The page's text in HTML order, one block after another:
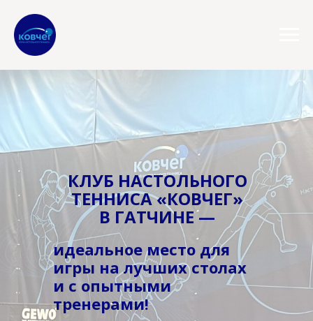
КЛУБ НАСТОЛЬНОГО
ТЕННИСА «КОВЧЕГ»
В ГАТЧИНЕ —
идеальное место для
игры на лучших столах
и с опытными
тренерами!